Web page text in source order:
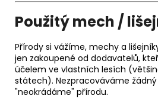
Použitý mech /
Přírody si vážíme, mechy a
jen zakoupené od dodavatelů,
účelem ve vlastních lesích
státech). Nezpracováváme
"neokrádáme" přírodu.